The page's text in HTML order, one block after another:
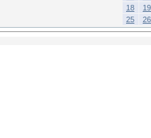
18
19
25
26